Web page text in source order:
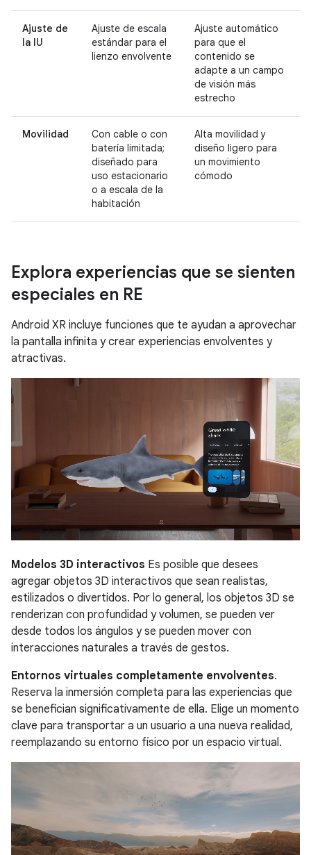
Ajuste de
la IU
Ajuste de escala
estándar para el
lienzo envolvente
Ajuste automático
para que el
contenido se
adapte a un campo
de visión más
estrecho
Movilidad
Con cable o con
batería limitada;
diseñado para
uso estacionario
o a escala de la
habitación
Alta movilidad y
diseño ligero para
un movimiento
cómodo
Explora experiencias que se sienten
especiales en RE
Android XR incluye funciones que te ayudan a aprovechar
la pantalla infinita y crear experiencias envolventes y
atractivas.
Modelos 3D interactivos Es posible que desees
agregar objetos 3D interactivos que sean realistas,
estilizados o divertidos. Por lo general, los objetos 3D se
renderizan con profundidad y volumen, se pueden ver
desde todos los ángulos y se pueden mover con
interacciones naturales a través de gestos.
Entornos virtuales completamente envolventes.
Reserva la inmersión completa para las experiencias que
se benefician significativamente de ella. Elige un momento
clave para transportar a un usuario a una nueva realidad,
reemplazando su entorno físico por un espacio virtual.